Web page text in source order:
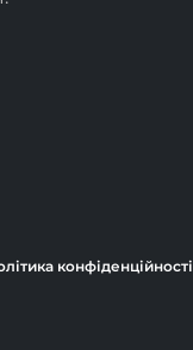
конфіденційності